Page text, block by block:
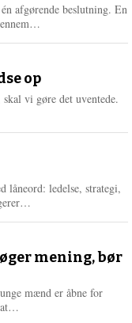
afgørende beslutning. En
e
e
op
vi gøre det uventede.
ledelse, strategi,
e mening, bør
mænd er åbne for
at…